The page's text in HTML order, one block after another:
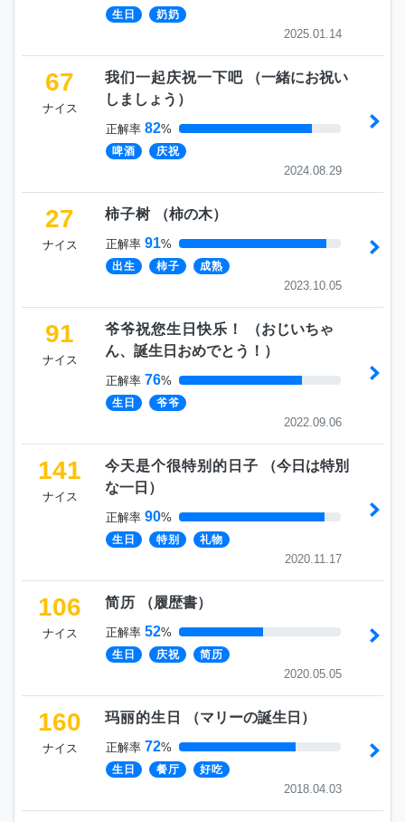
生日 奶奶
2025.01.14
67
ナイス
我们一起庆祝一下吧 （一緒にお祝い
しましょう ）
正解率 82%
啤酒 庆祝
2024.08.29
27
ナイス
柿子树 （柿の木）
正解率 91%
出生 柿子 成熟
2023.10.05
91
ナイス
爷爷祝您生日快乐！ （おじいちゃ
ん、誕生日おめでとう！ ）
正解率 76%
生日 爷爷
2022.09.06
141
ナイス
今天是个很特别的日子 （今日は特別
な一日 ）
正解率 90%
生日 特别 礼物
2020.11.17
106
ナイス
简历 （履歴書）
正解率 52%
生日 庆祝 简历
2020.05.05
160
ナイス
玛丽的生日 （マリーの誕生日 ）
正解率 72%
生日 餐厅 好吃
2018.04.03